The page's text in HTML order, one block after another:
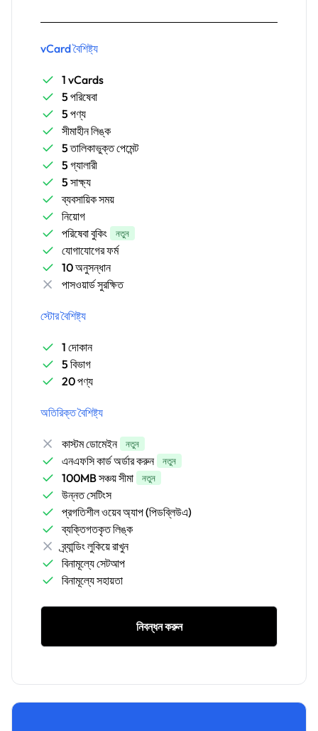
vCard বৈশিষ্ট্য
1 vCards
5 পরিষেবা
5 পণ্য
সীমাহীন লিঙ্ক
5 তালিকাভুক্ত পেমেন্ট
5 গ্যালারী
5 সাক্ষ্য
ব্যবসায়িক সময়
নিয়োগ
পরিষেবা বুকিং
নতুন
যোগাযোগের ফর্ম
10 অনুসন্ধান
পাসওয়ার্ড সুরক্ষিত
স্টোর বৈশিষ্ট্য
1 দোকান
5 বিভাগ
20 পণ্য
অতিরিক্ত বৈশিষ্ট্য
কাস্টম ডোমেইন নতুন
এনএফসি কার্ড অর্ডার করুন নতুন
100MB সঞ্চয় সীমা নতুন
উন্নত সেটিংস
প্রগতিশীল ওয়েব অ্যাপ (পিডব্লিউএ)
ব্যক্তিগতকৃত লিঙ্ক
ব্র্যান্ডিং লুকিয়ে রাখুন
বিনামূল্যে সেটআপ
বিনামূল্যে সহায়তা
নিবন্ধন করুন